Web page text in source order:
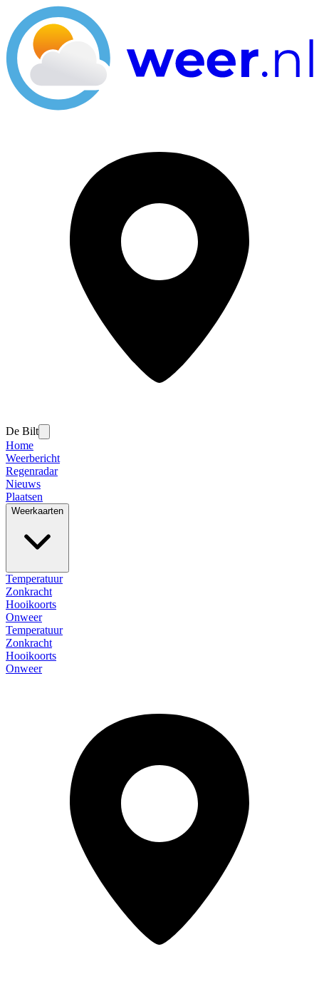
De Bilt
Home
Weerbericht
Regenradar
Nieuws
Plaatsen
Weerkaarten
Temperatuur
Zonkracht
Hooikoorts
Onweer
Temperatuur
Zonkracht
Hooikoorts
Onweer